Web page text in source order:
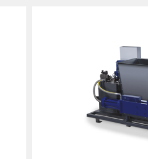
Centres d’usinage-CNC
Ponceuses à larges
Machine à brosser et
Perceuses/Mortaiseuses